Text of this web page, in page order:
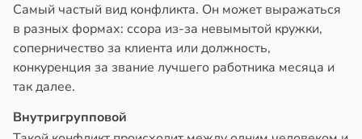
Самый частый вид конфликта. Он может выражаться
в разных формах: ссора из-за невымытой кружки,
соперничество за клиента или должность,
конкуренция за звание лучшего работника месяца и
так далее.
Внутригрупповой